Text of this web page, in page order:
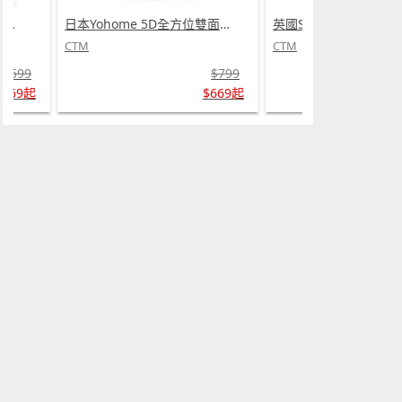
英國SKIDY SmartEdu智伴高清流暢五重定位遠控180°旋攝雙向視頻海外適配兒童智能手錶PRO (需訂貨)
$599
起
日本Yohome 5D全方位雙面雙葉對流淨化智能語音伸縮循環扇 PRO (需訂貨)
CTM
$799
$669起
CTM